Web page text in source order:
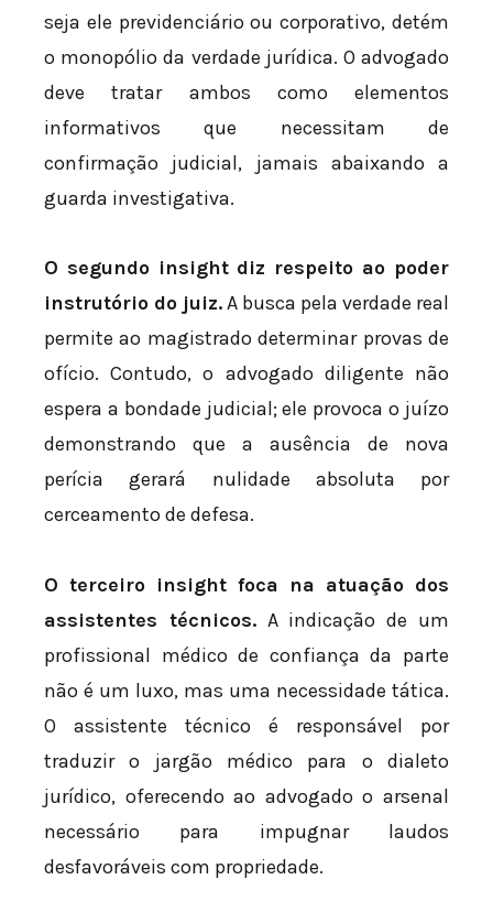
seja ele previdenciário ou corporativo, detém
o monopólio da verdade jurídica. O advogado
deve tratar ambos como elementos
informativos que necessitam de
confirmação judicial, jamais abaixando a
guarda investigativa.
O segundo insight diz respeito ao poder
instrutório do juiz.A busca pela verdade real
permite ao magistrado determinar provas de
ofício. Contudo, o advogado diligente não
espera a bondade judicial; ele provoca o juízo
demonstrando que a ausência de nova
perícia gerará nulidade absoluta por
cerceamento de defesa.
O terceiro insight foca na atuação dos
assistentes técnicos.A indicação de um
profissional médico de confiança da parte
não é um luxo, mas uma necessidade tática.
O assistente técnico é responsável por
traduzir o jargão médico para o dialeto
jurídico, oferecendo ao advogado o arsenal
necessário para impugnar laudos
desfavoráveis com propriedade.